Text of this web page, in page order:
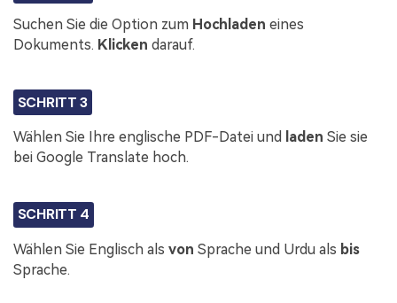
Suchen Sie die Option zum Hochladen eines
Dokuments. Klicken darauf.
SCHRITT 3
Wählen Sie Ihre englische PDF-Datei und laden Sie sie
bei Google Translate hoch.
SCHRITT 4
Wählen Sie Englisch als von Sprache und Urdu als bis
Sprache.